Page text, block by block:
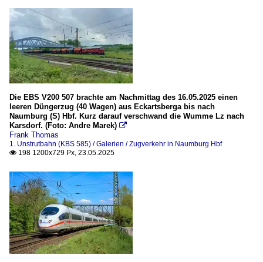
Die EBS V200 507 brachte am Nachmittag des 16.05.2025 einen
leeren Düngerzug (40 Wagen) aus Eckartsberga bis nach
Naumburg (S) Hbf. Kurz darauf verschwand die Wumme Lz nach
Karsdorf. (Foto: Andre Marek) 
Frank Thomas
1. Unstrutbahn (KBS 585) / Galerien / Zugverkehr in Naumburg Hbf
 198 1200x729 Px, 23.05.2025